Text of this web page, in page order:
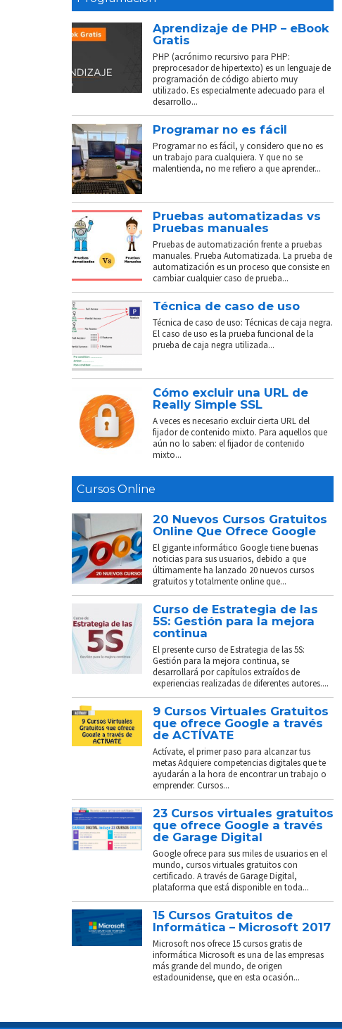
Aprendizaje de PHP – eBook
Gratis
PHP (acrónimo recursivo para PHP:
preprocesador de hipertexto) es un lenguaje de
programación de código abierto muy
utilizado. Es especialmente adecuado para el
desarrollo...
Programar no es fácil
Programar no es fácil, y considero que no es
un trabajo para cualquiera. Y que no se
malentienda, no me refiero a que aprender...
Pruebas automatizadas vs
Pruebas manuales
Pruebas de automatización frente a pruebas
manuales. Prueba Automatizada. La prueba de
automatización es un proceso que consiste en
cambiar cualquier caso de prueba...
Técnica de caso de uso
Técnica de caso de uso: Técnicas de caja negra.
El caso de uso es la prueba funcional de la
prueba de caja negra utilizada...
Cómo excluir una URL de
Really Simple SSL
A veces es necesario excluir cierta URL del
fijador de contenido mixto. Para aquellos que
aún no lo saben: el fijador de contenido
mixto...
Cursos Online
20 Nuevos Cursos Gratuitos
Online Que Ofrece Google
El gigante informático Google tiene buenas
noticias para sus usuarios, debido a que
últimamente ha lanzado 20 nuevos cursos
gratuitos y totalmente online que...
Curso de Estrategia de las
5S: Gestión para la mejora
continua
El presente curso de Estrategia de las 5S:
Gestión para la mejora continua, se
desarrollará por capítulos extraídos de
experiencias realizadas de diferentes autores....
9 Cursos Virtuales Gratuitos
que ofrece Google a través
de ACTÍVATE
Actívate, el primer paso para alcanzar tus
metas Adquiere competencias digitales que te
ayudarán a la hora de encontrar un trabajo o
emprender. Cursos...
23 Cursos virtuales gratuitos
que ofrece Google a través
de Garage Digital
Google ofrece para sus miles de usuarios en el
mundo, cursos virtuales gratuitos con
certificado. A través de Garage Digital,
plataforma que está disponible en toda...
15 Cursos Gratuitos de
Informática – Microsoft 2017
Microsoft nos ofrece 15 cursos gratis de
informática Microsoft es una de las empresas
más grande del mundo, de origen
estadounidense, que en esta ocasión...